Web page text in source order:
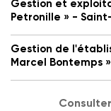
Gestion et
Petronille » -
Gestion de
Marcel Bontemps